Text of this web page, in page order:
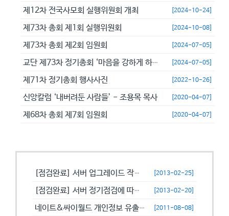
제12차 전국사모회 실행위원회 개최 [2024-10-24]
제73차 총회 제1회 실행위원회 [2024-10-08]
제73차 총회 제2회 임원회 [2024-07-05]
교단 제73차 정기총회 ‘마음을 강하게 하고 극히 담대히 하라’ [2024-07-05]
제71차 정기총회 행사사진 [2022-10-26]
신앙칼럼 ‘내버려둔 사람들’ - 조용목 목사 [2020-04-07]
제68차 총회 제7회 임원회 [2020-04-07]
[점검완료] 서버 업그레이드 작업으로 일시적으로 사용이 불안정할수 있습니... [2013-02-25]
[점검완료] 서버 정기점검에 따른 이용 제한 안내 [2013-02-20]
네이트&싸이월드 개인정보 유출에 따른 비밀번호 변경 캠페인! [2011-08-08]